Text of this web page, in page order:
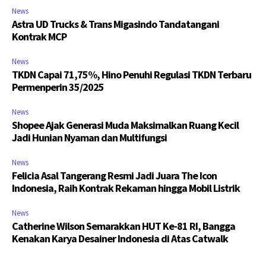
News
Astra UD Trucks & Trans Migasindo Tandatangani
Kontrak MCP
News
TKDN Capai 71,75%, Hino Penuhi Regulasi TKDN Terbaru
Permenperin 35/2025
News
Shopee Ajak Generasi Muda Maksimalkan Ruang Kecil
Jadi Hunian Nyaman dan Multifungsi
News
Felicia Asal Tangerang Resmi Jadi Juara The Icon
Indonesia, Raih Kontrak Rekaman hingga Mobil Listrik
News
Catherine Wilson Semarakkan HUT Ke-81 RI, Bangga
Kenakan Karya Desainer Indonesia di Atas Catwalk